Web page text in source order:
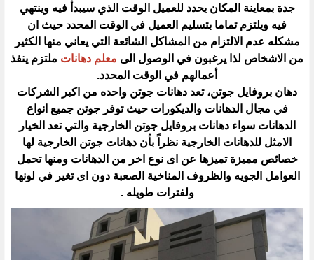
جدة بمعاينة المكان يحدد للعميل الوقت الذي سيبدأ فيه وينتهي
فيه ويلتزم تماما بتسليم العميل في الوقت المحدد حيث ان
مشكله عدم الالتزام من المشاكل الشائعة التي يعاني منها الكثير
من الاشخاص لذا يرغبون في الوصول الى معلم دهانات ملتزم ينفذ
أعمالهم في الوقت المحدد.
دهان بروفايل جوتن، تعد دهانات جوتن واحده من اكبر الشركات
في مجال الدهانات والديكورات حيث توفر جوتن جميع انواع
الدهانات سواء دهانات بروفايل جوتن الخارجية والتي تعد الخيار
الامثل للدهانات الخارجية نظراً بأن دهانات جوتن الخارجية لها
خصائص مميزة تميزها عن اى نوع اخر من الدهانات ومنها تحمل
العوامل الجويه والظروف المناخية الصعبة دون اى تغير في لونها
ولفترات طويله .